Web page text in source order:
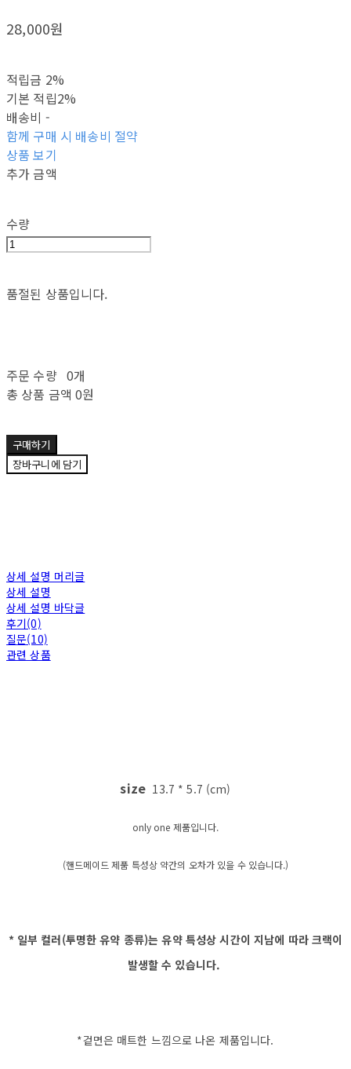
28,000원
적립금 2%
기본 적립2%
배송비 -
함께 구매 시 배송비 절약
상품 보기
추가 금액
수량
품절된 상품입니다.
주문 수량 0개
총 상품 금액 0원
구매하기
장바구니에 담기
상세 설명 머리글
상세 설명
상세 설명 바닥글
후기(0)
질문(10)
관련 상품
size 13.7 * 5.7 (cm)
only one 제품입니다.
(핸드메이드 제품 특성상 약간의 오차가 있을 수 있습니다.)
* 일부 컬러(투명한 유약 종류)는 유약 특성상 시간이 지남에 따라 크랙이
발생할 수 있습니다.
*겉면은 매트한 느낌으로 나온 제품입니다.